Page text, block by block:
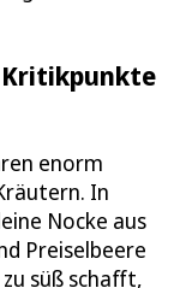
enorm
In
Nocke aus
Preiselbeere
süß schafft,